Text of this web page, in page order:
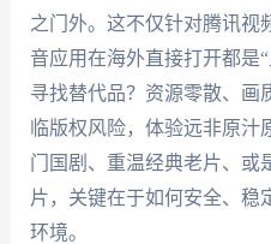
之门外。这不仅针对腾讯视
音应用在海外直接打开都是
寻找替代品？资源零散、画
临版权风险，体验远非原
门国剧、重温经典老片、或
片，关键在于如何安全、稳
环境。